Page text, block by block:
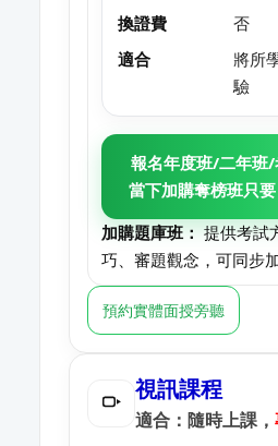
換證費
否
適合
將所
驗
報名年度班/二年班
當下加購奪榜班只要
加購題庫班：提供考試
巧、審題觀念，可同步
預約實體面授旁聽
視訊課程
適合：隨時上課，